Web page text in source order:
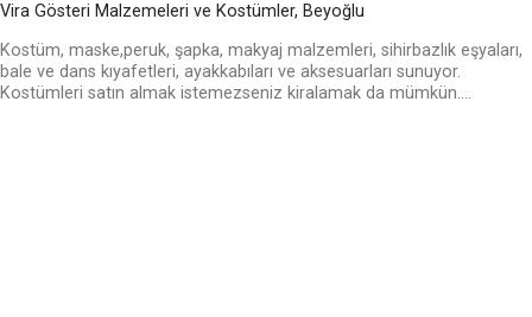
Vira Gösteri Malzemeleri ve Kostümler, Beyoğlu
Kostüm, maske,peruk, şapka, makyaj malzemleri, sihirbazlık eşyaları,
bale ve dans kıyafetleri, ayakkabıları ve aksesuarları sunuyor.
Kostümleri satın almak istemezseniz kiralamak da mümkün....